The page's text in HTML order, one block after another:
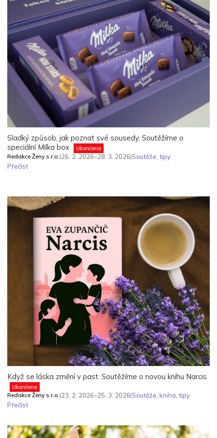
Sladký způsob, jak poznat své sousedy. Soutěžíme o
speciální Milka box
Ukončena
Redakce Ženy s.r.o.|26. 2. 2026–28. 3. 2026|Soutěže, tipy
Přečíst
Když se láska změní v past. Soutěžíme o novou knihu Narcis
Ukončena
Redakce Ženy s.r.o.|23. 2. 2026–25. 3. 2026|Soutěže, kniha, tipy
Přečíst